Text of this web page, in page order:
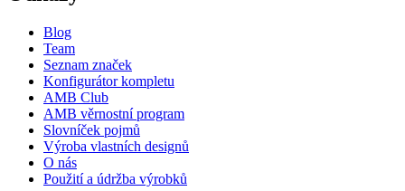
Blog
Team
Seznam značek
Konfigurátor kompletu
AMB Club
AMB věrnostní program
Slovníček pojmů
Výroba vlastních designů
O nás
Použití a údržba výrobků